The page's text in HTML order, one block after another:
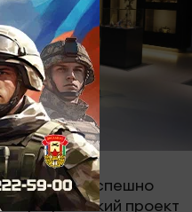
Раиса
успешно
проект